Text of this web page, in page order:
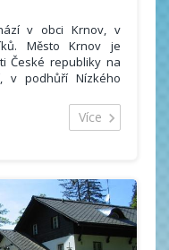
v obci Krnov, v
Město Krnov je
České republiky na
v podhůří Nízkého
ty, kteří preferují
vlastní kuchyní,
pokoje je také
Více